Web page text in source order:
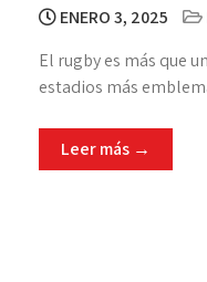
ENERO 3, 2025
El rugby es más que
estadios más
Leer más →